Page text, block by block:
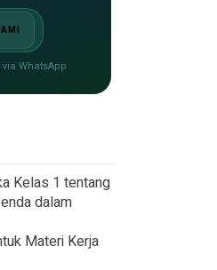
WhatsApp
Kelas 1 tentang
dalam
Materi Kerja